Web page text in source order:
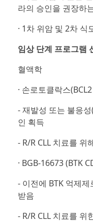
라의 승인을 권장하
· 1차 위암 및 2차
임상 단계 프로그램
혈액학
· 손로토클락스
- 재발성 또는 불응
인 획득
- R/R CLL 치료를
· BGB-16673 (BTK
- 이전에 BTK 억제
받음
- R/R CLL 치료를